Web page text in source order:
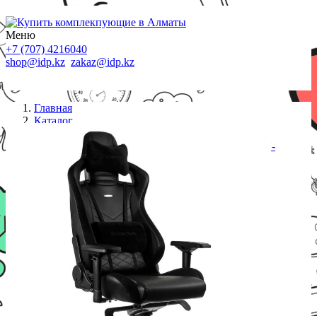
Меню
+7 (707) 4216040
shop@idp.kz zakaz@idp.kz
Главная
Каталог
Игровое кресло Noblechairs EPIC Black (NBL-PU-
BLA-002)